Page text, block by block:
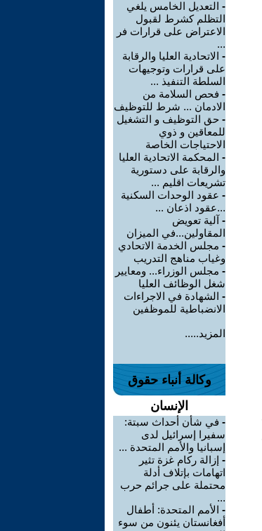
- التعديل الخامس يلغي
التظلم كشرط لقبول
الاعتراض على قرارات فر
...
- الاتحادية العليا والرقابة
على قرارات وتوجيهات
السلطة التنفيذ ...
- فحص السلامة من
الادمان ... شرط للتوظيف
- حق التوظيف و التشغيل
للمعاقين و ذوي
الاحتياجات الخاصة
- المحكمة الاتحادية العليا
والرقابة على دستورية
تشريعات اقليم ...
- عقود الوحدات السكنية
...عقود اذعان ...
- آلية تعويض
المقاولين...في الميزان
- مجلس الخدمة الاتحادي
وغياب مناهج التدريب
- مجلس الوزراء... ومعايير
شغل الوظائف العليا
- الشهادة في الاجراءات
الانضباطية للموظفين
المزيد.....
وكالة أنباء حقوق
الإنسان
- في شأن أحداث سبتة:
سفيرا إسرائيل لدى
إسبانيا والأمم المتحدة ...
- إزالة ركام غزة تثير
اتهامات بإتلاف أدلة
محتملة على جرائم حرب
...
- الأمم المتحدة: أطفال
أفغانستان يئنون من سوء